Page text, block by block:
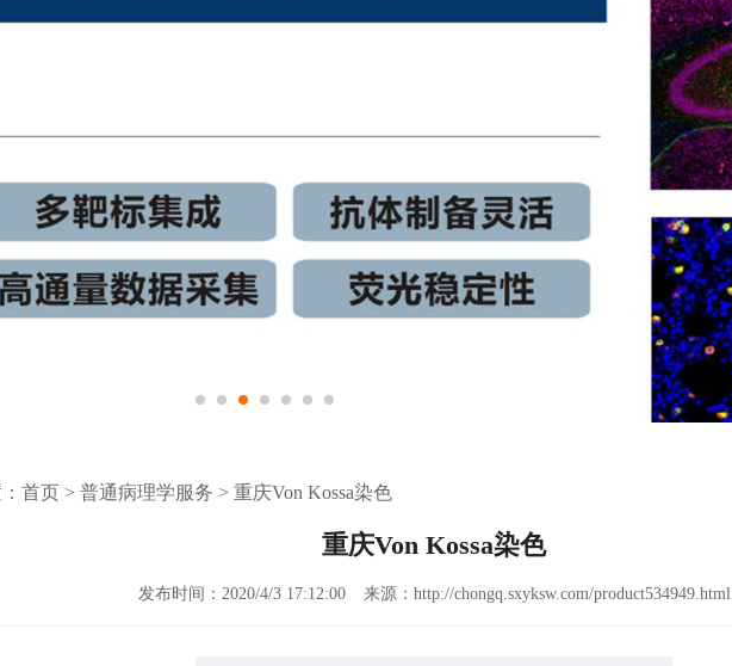
首页 > 普通病理学服务 > 重庆Von Kossa染色
重庆Von Kossa染色
发布时间：2020/4/3 17:12:00 来源：http://chongq.sxyksw.com/product534949.html